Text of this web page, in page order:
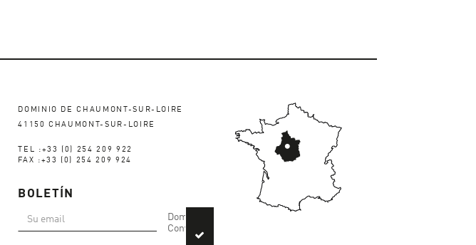
DOMINIO DE CHAUMONT-SUR-LOIRE
41150 CHAUMONT-SUR-LOIRE
TEL :+33 (0) 254 209 922
FAX :+33 (0) 254 209 924
BOLETÍN